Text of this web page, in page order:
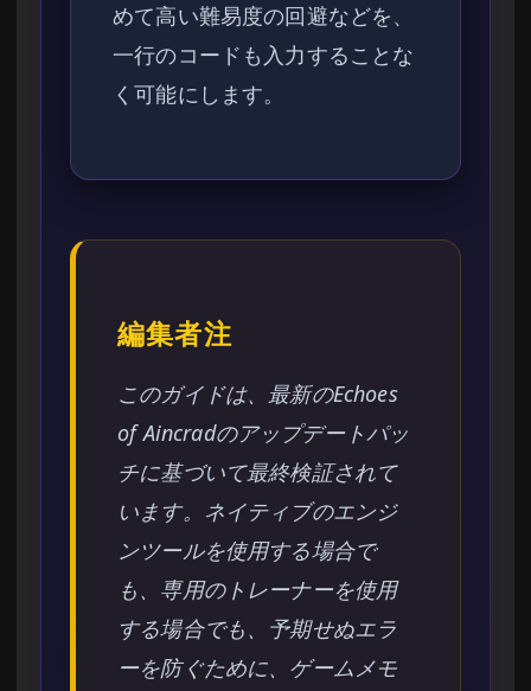
めて高い難易度の回避などを、
一行のコードも入力することな
く可能にします。
編集者注
このガイドは、最新のEchoes
of Aincradのアップデートパッ
チに基づいて最終検証されて
います。ネイティブのエンジ
ンツールを使用する場合で
も、専用のトレーナーを使用
する場合でも、予期せぬエラ
ーを防ぐために、ゲームメモ